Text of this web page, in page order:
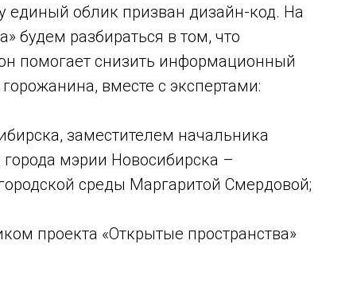
единый облик призван дизайн-код. На
будем разбираться в том, что
помогает снизить информационный
вместе с экспертами:
заместителем начальника
мэрии Новосибирска –
среды Маргаритой Смердовой;
проекта «Открытые пространства»